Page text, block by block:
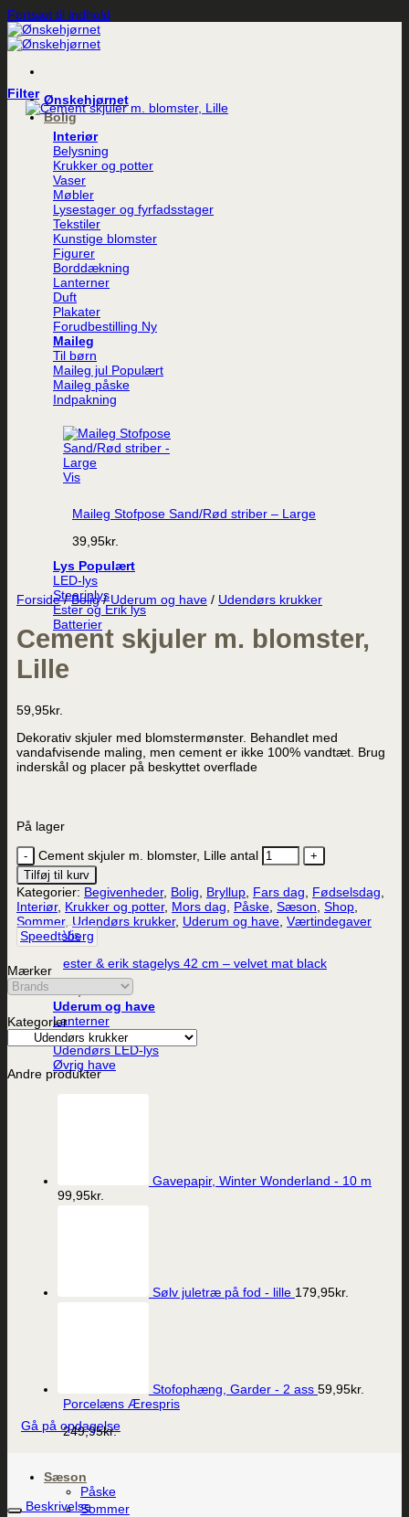
Fortsæt til indhold
Ønskehjørnet
Bolig
Interiør
Belysning
Krukker og potter
Vaser
Møbler
Lysestager og fyrfadsstager
Tekstiler
Kunstige blomster
Figurer
Borddækning
Lanterner
Duft
Plakater
Forudbestilling
Maileg
Til børn
Maileg jul
Maileg påske
Indpakning
Vis
Maileg Stofpose Sand/Rød striber – Large
39,95kr.
Lys
LED-lys
Stearinlys
Ester og Erik lys
Batterier
Vis
ester & erik stagelys 42 cm – velvet mat black
38,00kr.
Uderum og have
Lanterner
Udendørs krukker
Udendørs LED-lys
Øvrig have
Porcelæns Ærespris
249,95kr.
Sæson
Påske
Sommer
Filter
Forside / Bolig / Uderum og have / Udendørs krukker
Cement skjuler m. blomster,
Lille
59,95kr.
Dekorativ skjuler med blomstermønster. Behandlet med
vandafvisende maling, men cement er ikke 100% vandtæt. Brug
inderskål og placer på beskyttet overflade
På lager
Cement skjuler m. blomster, Lille antal
Tilføj til kurv
Kategorier: Begivenheder, Bolig Bryllup Fars dag Fødselsdag
Interiør, Krukker og potter, Mors dag Påske Sæson Shop
Sommer, Udendørs krukker, Uderum og have Værtindegaver
Speedtsberg
Mærker
Kategorier
Andre produkter
Gavepapir, Winter Wonderland - 10 m
99,95kr.
Sølv juletræ på fod - lille 179,95kr.
Stofophæng, Garder - 2 ass 59,95kr.
Gå på opdagelse
Beskrivelse